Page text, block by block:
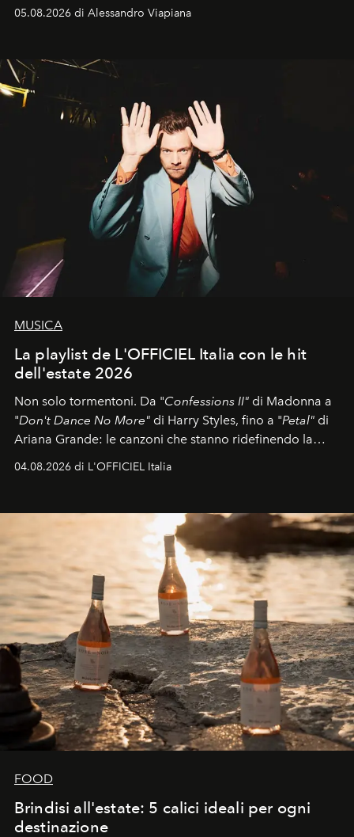
05.08.2026 di Alessandro Viapiana
MUSICA
La playlist de L'OFFICIEL Italia con le hit
dell'estate 2026
Non solo tormentoni. Da "Confessions II" di Madonna a
"Don't Dance No More" di Harry Styles, fino a "Petal" di
Ariana Grande: le canzoni che stanno ridefinendo la
colonna sonora della stagione.
04.08.2026 di L'OFFICIEL Italia
FOOD
Brindisi all'estate: 5 calici ideali per ogni
destinazione